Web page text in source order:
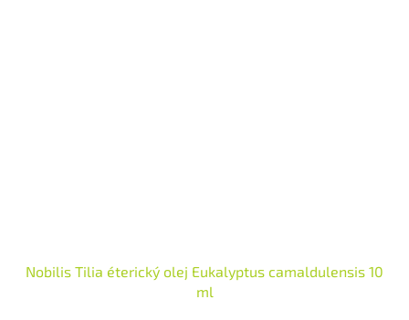
Nobilis Tilia éterický olej Eukalyptus camaldulensis 10
ml